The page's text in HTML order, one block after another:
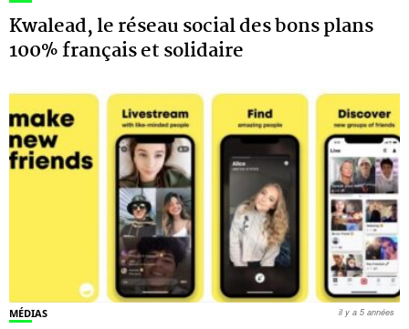
Kwalead, le réseau social des bons plans
100% français et solidaire
MÉDIAS il y a 5 années